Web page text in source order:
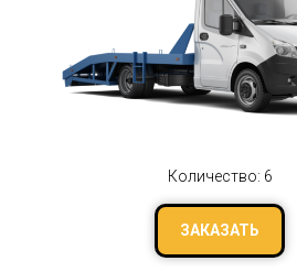
Количество: 6
ЗАКАЗАТЬ